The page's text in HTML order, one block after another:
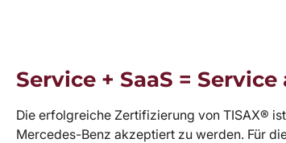
Service + SaaS =
Die erfolgreiche Zertifizierung von TISAX®
Mercedes-Benz akzeptiert zu werden. Für